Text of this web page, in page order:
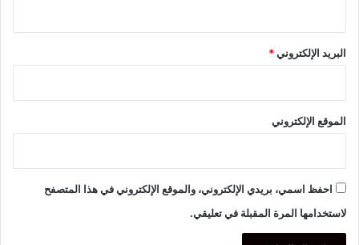
البريد الإلكتروني*
الموقع الإلكتروني
احفظ اسمي، بريدي الإلكتروني، والموقع الإلكتروني في هذا المتصفح
لاستخدامها المرة المقبلة في تعليقي.